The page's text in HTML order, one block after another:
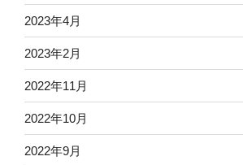
2023年4月
2023年2月
2022年11月
2022年10月
2022年9月